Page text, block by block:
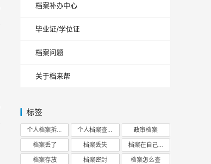
档案补办中心
毕业证/学位证
档案问题
关于档来帮
标签
个人档案拆开 个人档案查询 政审档案
档案丢了 档案丢失 档案在自己手里
档案存放 档案密封 档案怎么查